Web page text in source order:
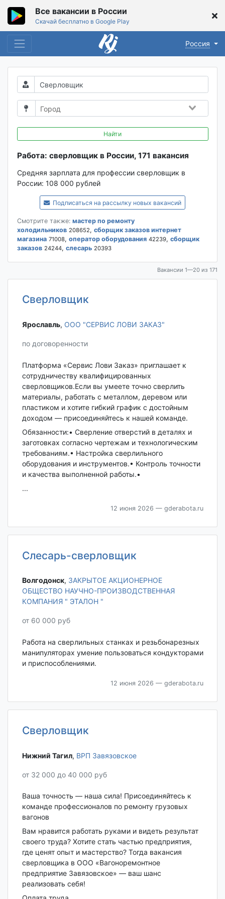
Все вакансии в России
Скачай бесплатно в Google Play
Россия
Найти
Работа: сверловщик в России, 171 вакансия
Средняя зарплата для профессии сверловщик в
России: 108 000 рублей
Подписаться на рассылку новых вакансий
Смотрите также: мастер по ремонту
холодильников 208652, сборщик заказов интернет
магазина 71008, оператор оборудования 42239, сборщик
заказов 24244, слесарь 20393
Вакансии 1—20 из 171
Сверловщик
Ярославль‎, ООО "СЕРВИС ЛОВИ ЗАКАЗ"
по договоренности
Платформа «Сервис Лови Заказ» приглашает к
сотрудничеству квалифицированных
сверловщиков.Если вы умеете точно сверлить
материалы, работать с металлом, деревом или
пластиком и хотите гибкий график с достойным
доходом — присоединяйтесь к нашей команде.
Обязанности:• Сверление отверстий в деталях и
заготовках согласно чертежам и технологическим
требованиям.• Настройка сверлильного
оборудования и инструментов.• Контроль точности
и качества выполненной работы.•
...
12 июня 2026 — gderabota.ru
Слесарь-сверловщик
Волгодонск‎, ЗАКРЫТОЕ АКЦИОНЕРНОЕ
ОБЩЕСТВО НАУЧНО-ПРОИЗВОДСТВЕННАЯ
КОМПАНИЯ " ЭТАЛОН "
от 60 000 руб
Работа на сверлильных станках и резьбонарезных
манипуляторах умение пользоваться кондукторами
и приспособлениями.
12 июня 2026 — gderabota.ru
Сверловщик
Нижний Тагил‎, ВРП Завязовское
от 32 000 до 40 000 руб
Ваша точность — наша сила! Присоединяйтесь к
команде профессионалов по ремонту грузовых
вагонов
Вам нравится работать руками и видеть результат
своего труда? Хотите стать частью предприятия,
где ценят опыт и мастерство? Тогда вакансия
сверловщика в ООО «Вагоноремонтное
предприятие Завязовское» — ваш шанс
реализовать себя!